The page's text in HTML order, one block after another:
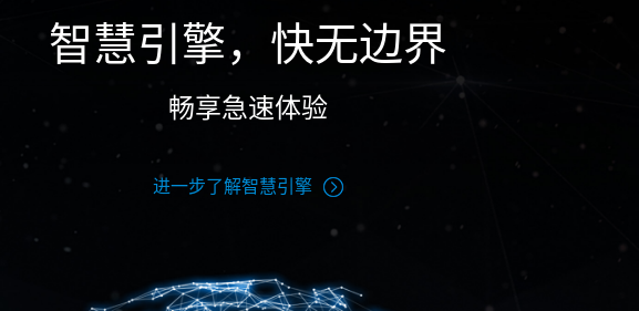
智慧引擎，快无边界
畅享急速体验
进一步了解智慧引擎